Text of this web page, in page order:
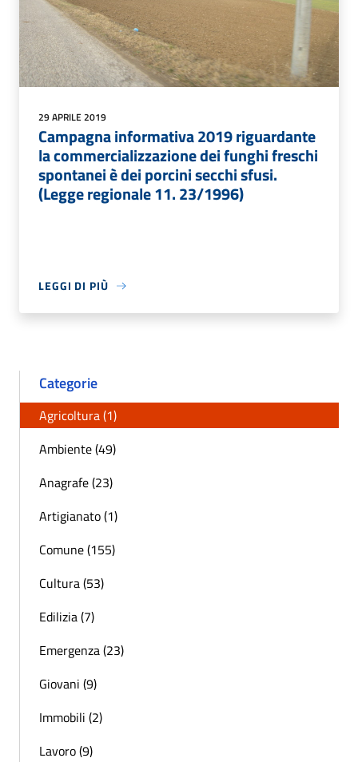
29 APRILE 2019
Campagna informativa 2019 riguardante
la commercializzazione dei funghi freschi
spontanei è dei porcini secchi sfusi.
(Legge regionale 11. 23/1996)
LEGGI DI PIÙ
Categorie
Agricoltura (1)
Ambiente (49)
Anagrafe (23)
Artigianato (1)
Comune (155)
Cultura (53)
Edilizia (7)
Emergenza (23)
Giovani (9)
Immobili (2)
Lavoro (9)